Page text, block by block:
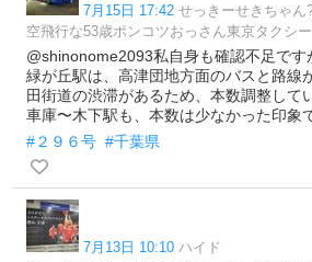
7月15日 17:42 せっきーせきちゃん
空飛行な53歳ポンコツおっさん東京タクシ
@shinonome2093私自身も確認不足で
緑が丘駅は、高津団地方面のバスと路線
田街道の渋滞があるため、本数調整して
車庫〜木下駅も、本数は少なかった印象
#２９６号 #千葉県
7月13日 10:10 ハイド